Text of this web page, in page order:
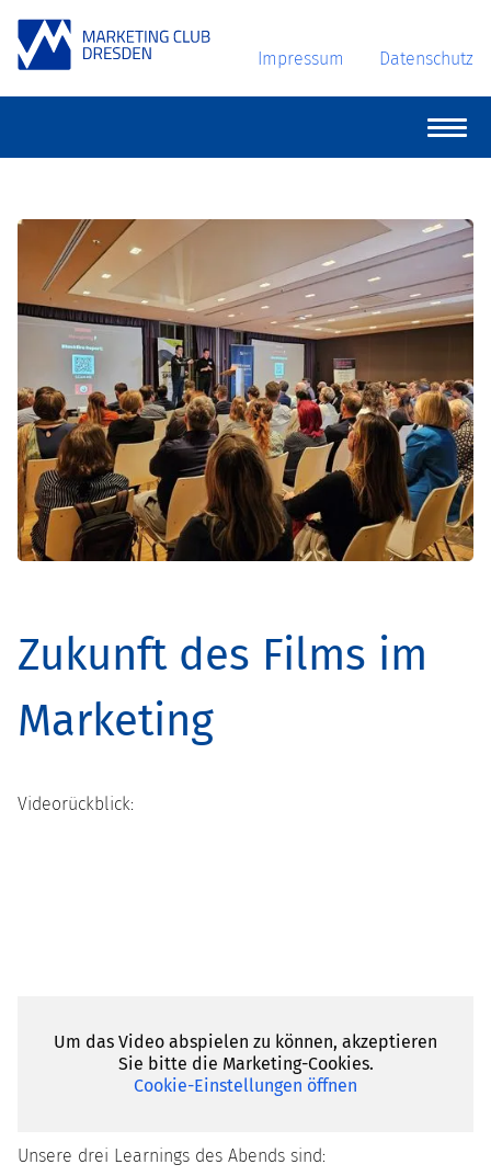
Impressum Datenschutz
Zukunft des Films im
Marketing
Videorückblick:
Um das Video abspielen zu können, akzeptieren
Sie bitte die Marketing-Cookies.
Cookie-Einstellungen öffnen
Wir hatten bei unserem Clubabend "Zukunft des Films im
Marketing" Theodor Glöer und Sebastian Linda als
Unsere drei Learnings des Abends sind: